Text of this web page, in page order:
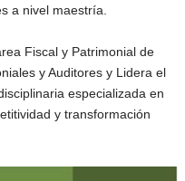
a nivel maestría.
Fiscal y Patrimonial de
y Auditores y Lidera el
especializada en
y transformación